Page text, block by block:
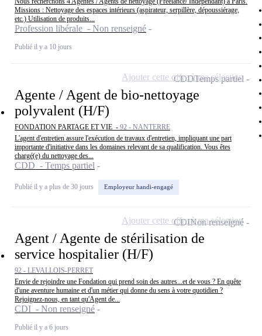
Missions : Nettoyage des espaces intérieurs (aspirateur, serpillère, dépoussiérage,
etc.) Utilisation de produits...
Profession libérale - Non renseigné
Publié il y a 10 jours
Agente / Agent de bio-nettoyage
polyvalent (H/F)
FONDATION PARTAGE ET VIE - 92 - NANTERRE
L'agent d'entretien assure l'exécution de travaux d'entretien, impliquant une part
importante d'initiative dans les domaines relevant de sa qualification. Vous êtes
chargé(e) du nettoyage des...
CDD - Temps partiel
Publié il y a plus de 30 jours Employeur handi-engagé
CDDTemps partiel
Ajouter cette offre à ma sélection
Agent / Agente de stérilisation de
service hospitalier (H/F)
92 - LEVALLOIS-PERRET
Envie de rejoindre une Fondation qui prend soin des autres...et de vous ? En quête
d'une aventure humaine et d'un métier qui donne du sens à votre quotidien ?
Rejoignez-nous, en tant qu'Agent de...
CDI - Non renseigné
Publié il y a 6 jours
CDINon renseigné
Ajouter cette offre à ma sélection